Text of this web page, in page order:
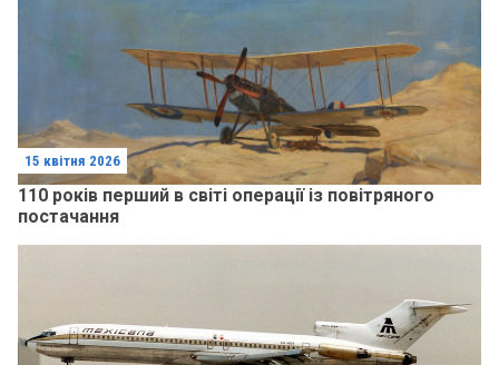
15 квітня 2026
110 років перший в світі операції із повітряного
постачання